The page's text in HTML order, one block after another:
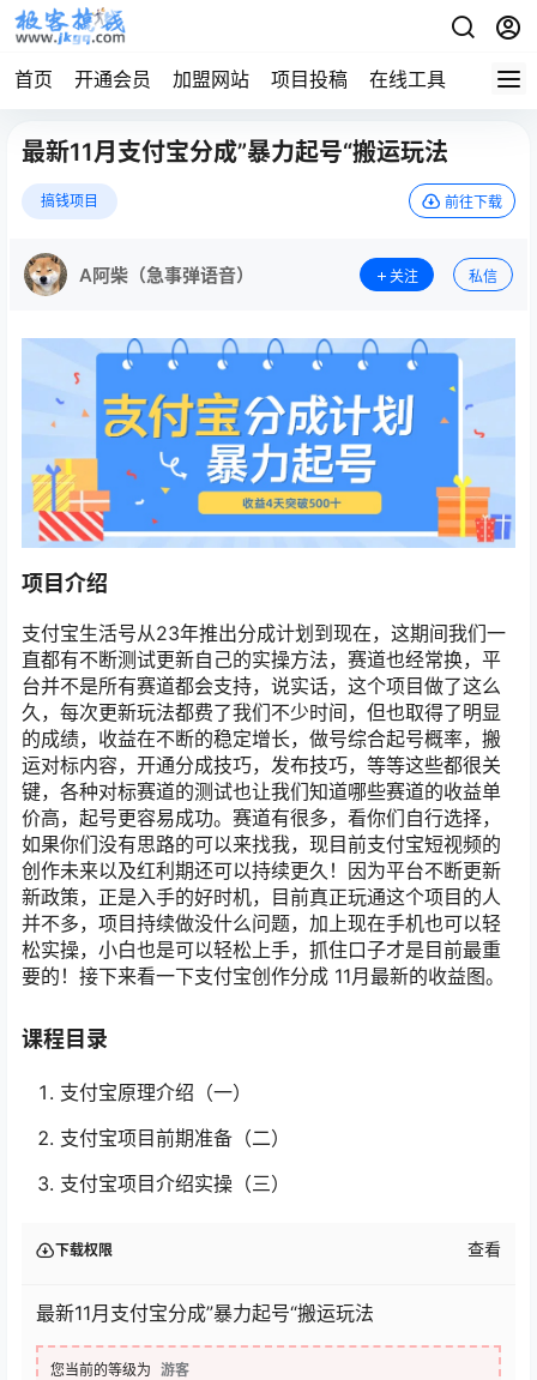
首页 开通会员 加盟网站 项目投稿 在线工具 地址发
最新11月支付宝分成”暴力起号“搬运玩法
搞钱项目 前往下载
A阿柴（急事弹语音） 关注 私信
项目介绍
支付宝生活号从23年推出分成计划到现在，这期间我们一
直都有不断测试更新自己的实操方法，赛道也经常换，平
台并不是所有赛道都会支持，说实话，这个项目做了这么
久，每次更新玩法都费了我们不少时间，但也取得了明显
的成绩，收益在不断的稳定增长，做号综合起号概率，搬
运对标内容，开通分成技巧，发布技巧，等等这些都很关
键，各种对标赛道的测试也让我们知道哪些赛道的收益单
价高，起号更容易成功。赛道有很多，看你们自行选择，
如果你们没有思路的可以来找我，现目前支付宝短视频的
创作未来以及红利期还可以持续更久！因为平台不断更新
新政策，正是入手的好时机，目前真正玩通这个项目的人
并不多，项目持续做没什么问题，加上现在手机也可以轻
松实操，小白也是可以轻松上手，抓住口子才是目前最重
要的！接下来看一下支付宝创作分成 11月最新的收益图。
课程目录
支付宝原理介绍（一）
支付宝项目前期准备（二）
支付宝项目介绍实操（三）
下载权限 查看
最新11月支付宝分成”暴力起号“搬运玩法
您当前的等级为 游客